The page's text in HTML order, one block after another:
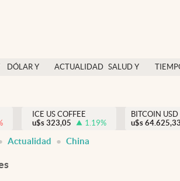
DÓLAR Y
ACTUALIDAD SALUD Y
México
ICE US COFFEE
u$s 323,05 1.19%
BITCOIN USD
u$s
Actualidad China